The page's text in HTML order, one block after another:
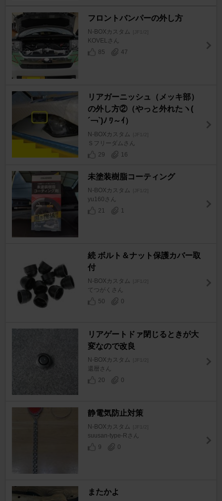
フロントバンパーの外し方
N-BOXカスタム [JF1/2]
KOVELさん
85
47
リアガーニッシュ（メッキ部）
の外し方②（やっと外れたヽ(
´￢`)ﾉ ﾜ～ｲ）
N-BOXカスタム [JF1/2]
Ｓフリーダムさん
29
16
未塗装樹脂コーティング
N-BOXカスタム [JF1/2]
yu160さん
21
1
続 ボルト＆ナット保護カバー取
付
N-BOXカスタム [JF1/2]
てつがくさん
50
0
リアゲートドァ閉じるときが大
変なので改良
N-BOXカスタム [JF1/2]
還暦さん
20
0
静電気防止対策
N-BOXカスタム [JF1/2]
suusan-type-Rさん
9
0
またかよ